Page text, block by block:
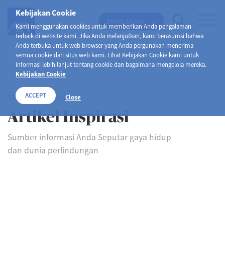
Kebijakan Cookie
Kami menggunakan cookies untuk memberikan Anda pengalaman
terbaik di website kami. Jika Anda melanjutkan, kami berasumsi bahwa
Anda terbuka untuk web browser yang Anda pergunakan menerima
semua cookie dari situs web kami. Lihat Kebijakan Cookie kami untuk
informasi lebih lanjut tentang cookie dan bagaimana mengelola mereka.
Kebijakan Cookie
ACCEPT Close
SELAMAT DATANG DI
Artikel Inspirasi
Sumber informasi Anda Seputar gaya hidup
dan dunia perlindungan